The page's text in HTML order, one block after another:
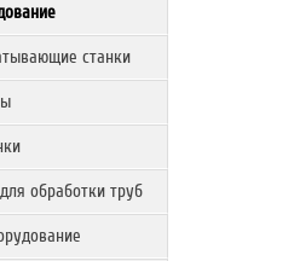
станки
обработки труб